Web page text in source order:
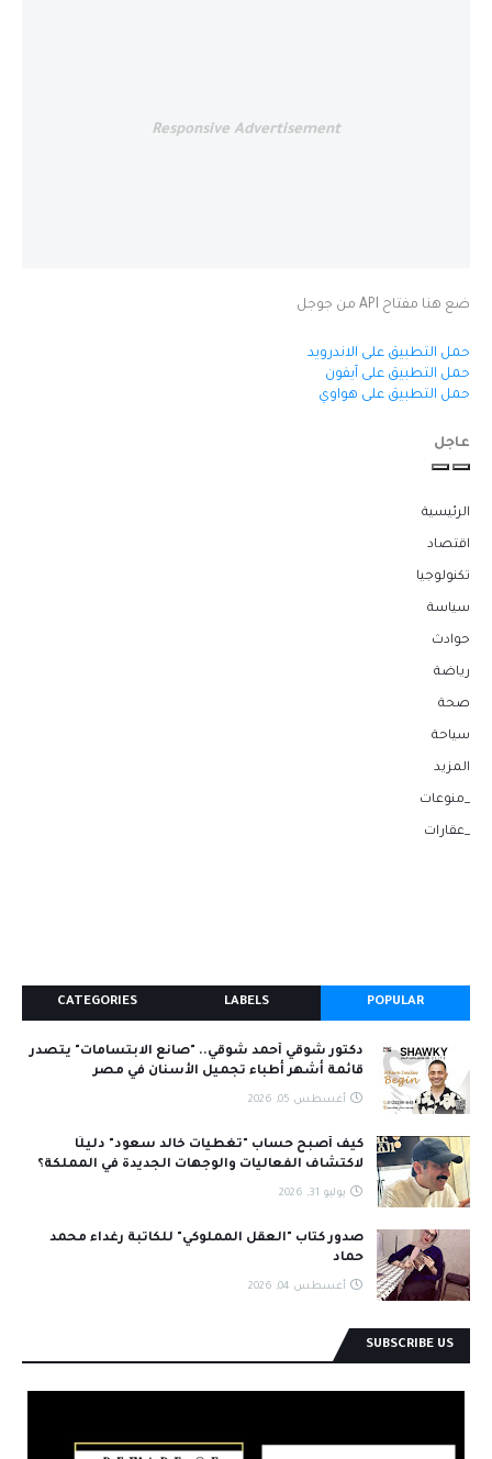
Responsive Advertisement
ضع هنا مفتاح API من جوجل
حمل التطبيق على الاندرويد
حمل التطبيق على آيفون
حمل التطبيق على هواوي
عاجل
الرئيسية
اقتصاد
تكنولوجيا
سياسة
حوادث
رياضة
صحة
سياحة
المزيد
_منوعات
_عقارات
POPULAR
LABELS
CATEGORIES
دكتور شوقي أحمد شوقي.. "صانع الابتسامات" يتصدر
قائمة أشهر أطباء تجميل الأسنان في مصر
أغسطس 05, 2026
كيف أصبح حساب "تغطيات خالد سعود" دليلًا
لاكتشاف الفعاليات والوجهات الجديدة في المملكة؟
يوليو 31, 2026
صدور كتاب "العقل المملوكي" للكاتبة رغداء محمد
حماد
أغسطس 04, 2026
SUBSCRIBE US